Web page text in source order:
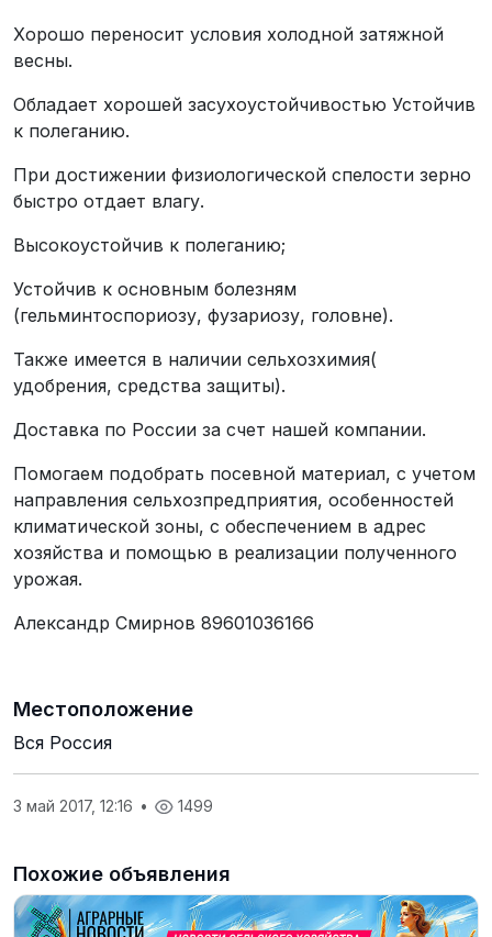
Хорошо переносит условия холодной затяжной
весны.
Обладает хорошей засухоустойчивостью Устойчив
к полеганию.
При достижении физиологической спелости зерно
быстро отдает влагу.
Высокоустойчив к полеганию;
Устойчив к основным болезням
(гельминтоспориозу, фузариозу, головне).
Также имеется в наличии сельхозхимия(
удобрения, средства защиты).
Доставка по России за счет нашей компании.
Помогаем подобрать посевной материал, с учетом
направления сельхозпредприятия, особенностей
климатической зоны, с обеспечением в адрес
хозяйства и помощью в реализации полученного
урожая.
Александр Смирнов 89601036166
Местоположение
Вся Россия
3 май 2017, 12:16 • 1499
Похожие объявления